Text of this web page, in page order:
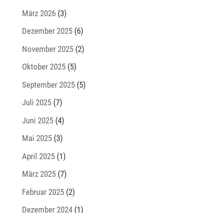
März 2026(3)
Dezember 2025(6)
November 2025(2)
Oktober 2025(5)
September 2025(5)
Juli 2025(7)
Juni 2025(4)
Mai 2025(3)
April 2025(1)
März 2025(7)
Februar 2025(2)
Dezember 2024(1)